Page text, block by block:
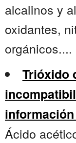
alcalinos y
oxidantes,
orgánicos....
Trióxido
Ácido